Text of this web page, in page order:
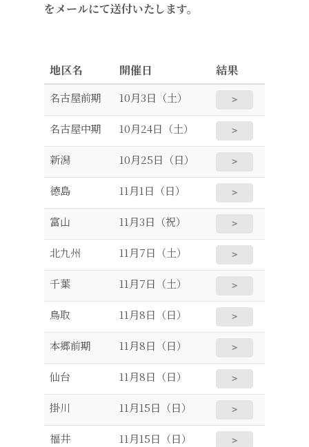
をメールにて送付いたします。
地区名 開催日 結果
名古屋前期 10月3日（土） ＞
名古屋中期 10月24日（土） ＞
新潟 10月25日（日） ＞
徳島 11月1日（日） ＞
富山 11月3日（祝） ＞
北九州 11月7日（土） ＞
千葉 11月7日（土） ＞
鳥取 11月8日（日） ＞
本郷前期 11月8日（日） ＞
仙台 11月8日（日） ＞
掛川 11月15日（日） ＞
福井 11月15日（日） ＞